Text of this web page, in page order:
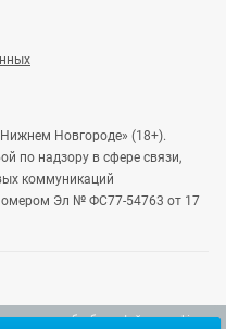
на обработку файлов cookie,
Новгороде» (18+).
по надзору в сфере связи,
коммуникаций
Эл № ФС77-54763 от 17